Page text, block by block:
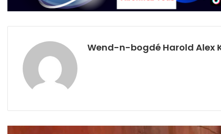
Wend-n-bogdé Harold Alex